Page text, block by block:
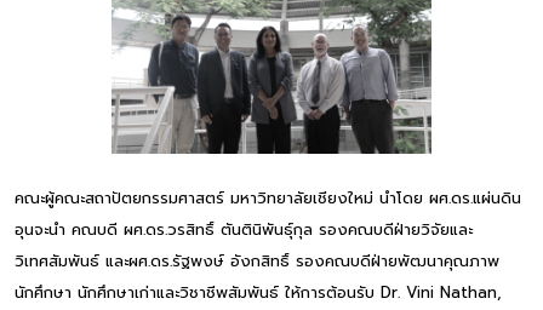
คณะผู้คณะสถาปัตยกรรมศาสตร์ มหาวิทยาลัยเชียงใหม่ นำโดย ผศ.ดร.แผ่นดิน
อุนจะนำ คณบดี ผศ.ดร.วรสิทธิ์ ตันตินิพันธุ์กุล รองคณบดีฝ่ายวิจัยและ
วิเทศสัมพันธ์ และผศ.ดร.รัฐพงษ์ อังกสิทธิ์ รองคณบดีฝ่ายพัฒนาคุณภาพ
นักศึกษา นักศึกษาเก่าและวิชาชีพสัมพันธ์ ให้การต้อนรับ Dr. Vini Nathan,